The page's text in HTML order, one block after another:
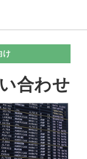
け
合わせ